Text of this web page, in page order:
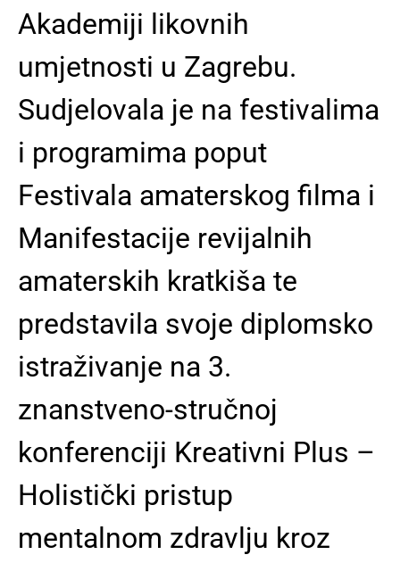
Akademiji likovnih
umjetnosti u Zagrebu.
Sudjelovala je na festivalima
i programima poput
Festivala amaterskog filma i
Manifestacije revijalnih
amaterskih kratkiša te
predstavila svoje diplomsko
istraživanje na 3.
znanstveno-stručnoj
konferenciji Kreativni Plus –
Holistički pristup
mentalnom zdravlju kroz